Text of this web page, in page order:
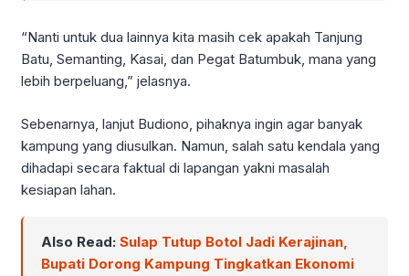
“Nanti untuk dua lainnya kita masih cek apakah Tanjung
Batu, Semanting, Kasai, dan Pegat Batumbuk, mana yang
lebih berpeluang,” jelasnya.
Sebenarnya, lanjut Budiono, pihaknya ingin agar banyak
kampung yang diusulkan. Namun, salah satu kendala yang
dihadapi secara faktual di lapangan yakni masalah
kesiapan lahan.
Also Read: Sulap Tutup Botol Jadi Kerajinan,
Bupati Dorong Kampung Tingkatkan Ekonomi